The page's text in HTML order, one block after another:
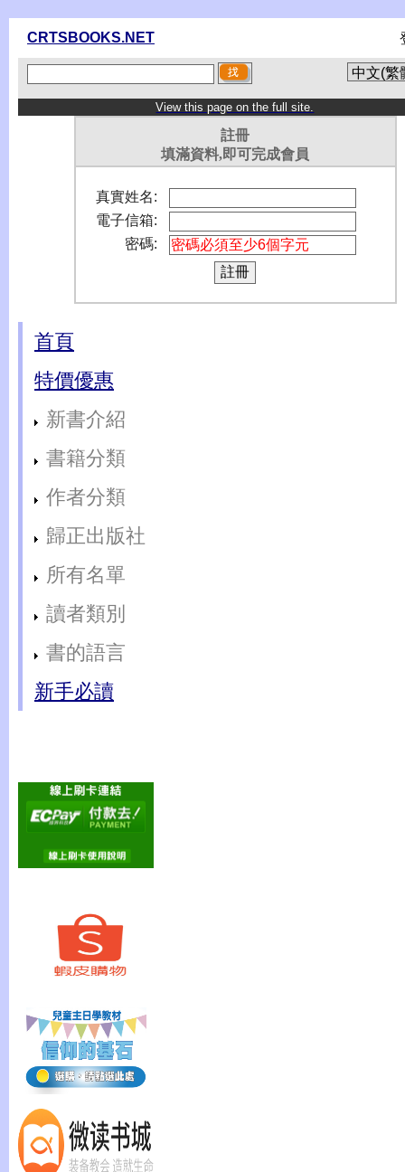
CRTSBOOKS.NET
View this page on the full site.
註冊
填滿資料,即可完成會員
真實姓名:
電子信箱:
密碼:
首頁
特價優惠
新書介紹
書籍分類
作者分類
歸正出版社
所有名單
讀者類別
書的語言
新手必讀